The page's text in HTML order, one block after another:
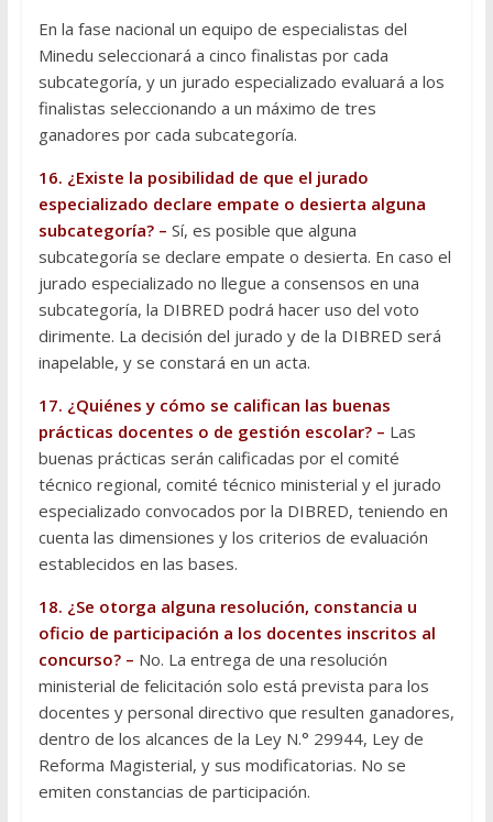
En la fase nacional un equipo de especialistas del
Minedu seleccionará a cinco finalistas por cada
subcategoría, y un jurado especializado evaluará a los
finalistas seleccionando a un máximo de tres
ganadores por cada subcategoría.
16. ¿Existe la posibilidad de que el jurado
especializado declare empate o desierta alguna
subcategoría? – Sí, es posible que alguna
subcategoría se declare empate o desierta. En caso el
jurado especializado no llegue a consensos en una
subcategoría, la DIBRED podrá hacer uso del voto
dirimente. La decisión del jurado y de la DIBRED será
inapelable, y se constará en un acta.
17. ¿Quiénes y cómo se califican las buenas
prácticas docentes o de gestión escolar? – Las
buenas prácticas serán calificadas por el comité
técnico regional, comité técnico ministerial y el jurado
especializado convocados por la DIBRED, teniendo en
cuenta las dimensiones y los criterios de evaluación
establecidos en las bases.
18. ¿Se otorga alguna resolución, constancia u
oficio de participación a los docentes inscritos al
concurso? – No. La entrega de una resolución
ministerial de felicitación solo está prevista para los
docentes y personal directivo que resulten ganadores,
dentro de los alcances de la Ley N.° 29944, Ley de
Reforma Magisterial, y sus modificatorias. No se
emiten constancias de participación.